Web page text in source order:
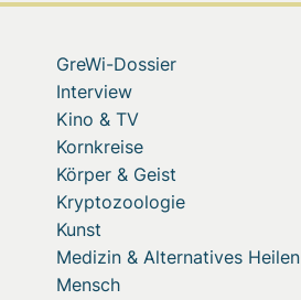
GreWi-Dossier
Interview
Kino & TV
Kornkreise
Körper & Geist
Kryptozoologie
Kunst
Medizin & Alternatives Heilen
Mensch